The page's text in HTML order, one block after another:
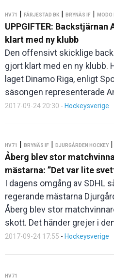
HV71 | FÄRJESTAD BK | BRYNÄS IF | MODO
UPPGIFTER:
klart med ny klubb
Den offensivt skicklige
gjort klart med en ny klubb.
laget Dinamo Riga, enligt
säsongen representerade
2017-09-24 20:30 - Hockeysverige
HV71 | BRYNÄS IF | DJURGÅRDEN HOCKEY |
Åberg blev stor
mästarna: ”Det var lite
I dagens omgång av SDHL
regerande mästarna
Åberg blev stor
skott. Det händer grejer i
2017-09-24 17:55 - Hockeysverige
HV71